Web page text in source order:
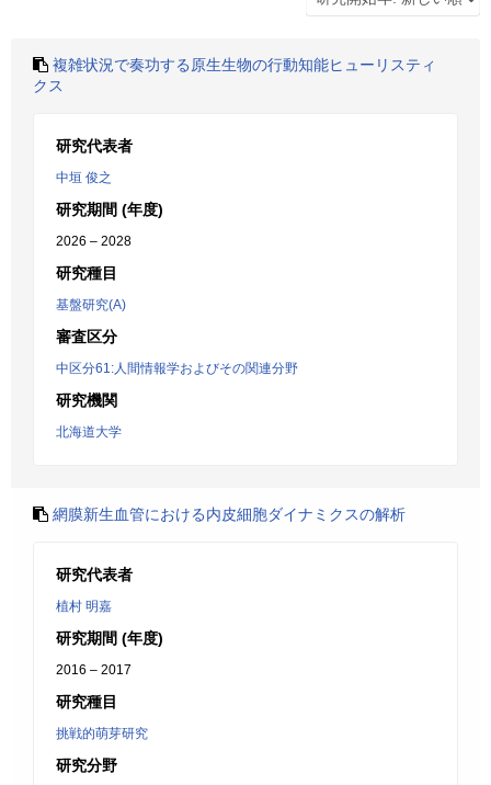
複雑状況で奏功する原生生物の行動知能ヒューリスティ
クス
研究代表者
中垣 俊之
研究期間 (年度)
2026 – 2028
研究種目
基盤研究(A)
審査区分
中区分61:人間情報学およびその関連分野
研究機関
北海道大学
網膜新生血管における内皮細胞ダイナミクスの解析
研究代表者
植村 明嘉
研究期間 (年度)
2016 – 2017
研究種目
挑戦的萌芽研究
研究分野